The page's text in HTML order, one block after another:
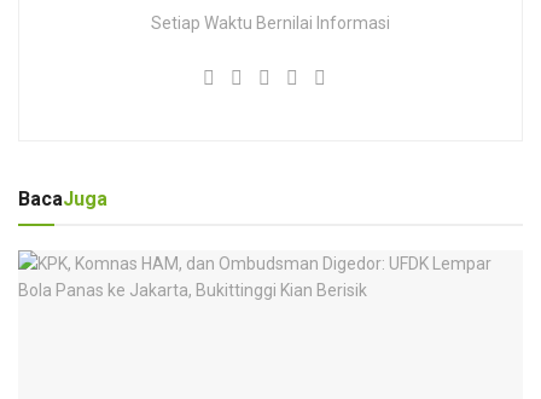
Setiap Waktu Bernilai Informasi
BacaJuga